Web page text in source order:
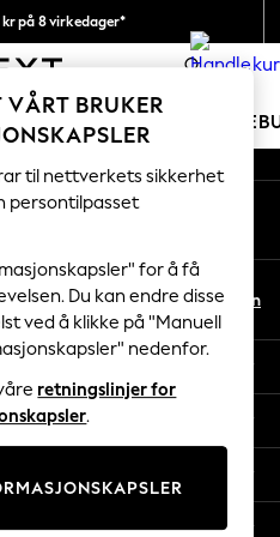
kr på 8 virkedager*
tollavgifter 0
KVINNER MENN
Sets
nettverk
No En
VÅRT BRUKER
til nettverkets sikkerhet
persontilpasset
for å få
Du kan endre disse
ved å klikke på "Manuell
nedenfor.
retningslinjer for
.